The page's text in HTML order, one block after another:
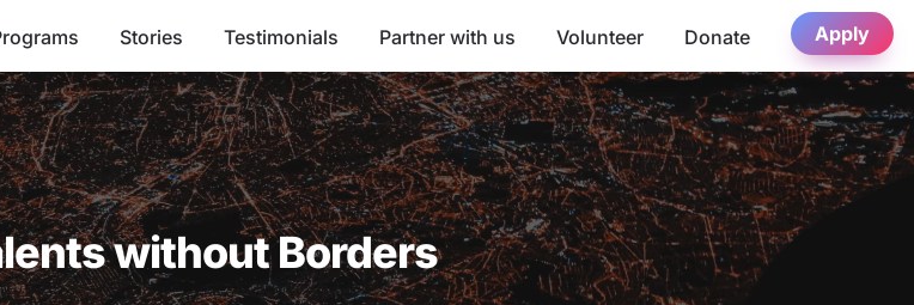
Stories Testimonials Partner with us Volunteer Donate Apply
without Borders